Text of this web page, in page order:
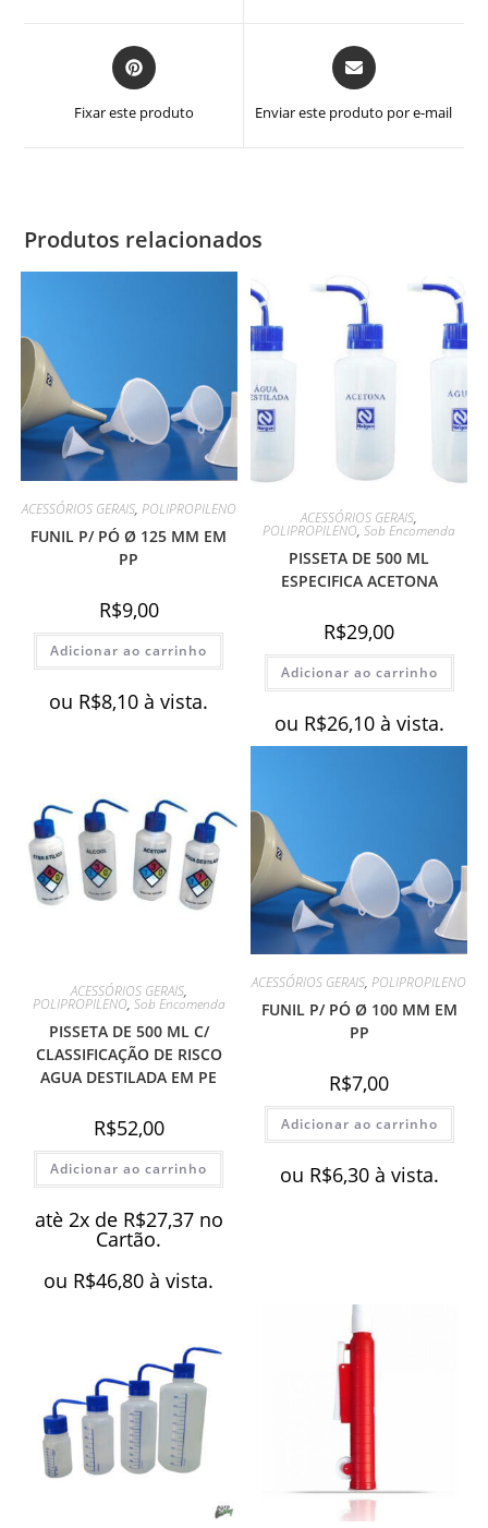
Abre
em
nova
Fixar este produto
Abre
em
uma
nova
Enviar este produto por e-mail
Produtos relacionados
ACESSÓRIOS GERAIS, POLIPROPILENO
FUNIL P/ PÓ Ø 125 MM EM
PP
R$9,00
Adicionar ao carrinho
ou R$8,10 à vista.
ACESSÓRIOS GERAIS,
POLIPROPILENO,Sob Encomenda
PISSETA DE 500 ML
ESPECIFICA ACETONA
R$29,00
Adicionar ao carrinho
ou R$26,10 à vista.
ACESSÓRIOS GERAIS,
POLIPROPILENO, Sob Encomenda
PISSETA DE 500 ML C/
CLASSIFICAÇÃO DE RISCO
AGUA DESTILADA EM PE
R$52,00
Adicionar ao carrinho
atè 2x de R$27,37 no
Cartão.
ou R$46,80 à vista.
ACESSÓRIOS GERAIS,POLIPROPILENO
FUNIL P/ PÓ Ø 100 MM EM
PP
R$7,00
Adicionar ao carrinho
ou R$6,30 à vista.